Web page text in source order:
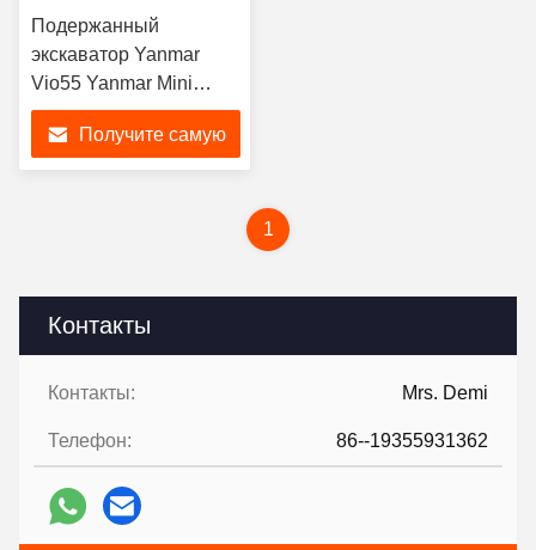
Контакты
Контакты: Mrs. Demi
Телефон: 86--19355931362
Подержанный
экскаватор Yanmar
Vio55 Yanmar Mini
Excavator 55
Получите самую
1